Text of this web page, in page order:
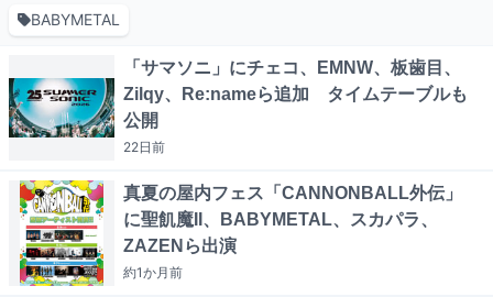
BABYMETAL
「サマソニ」にチェコ、EMNW、板歯目、
Zilqy、Re:nameら追加 タイムテーブルも
公開
22日前
真夏の屋内フェス「CANNONBALL外伝」
に聖飢魔II、BABYMETAL、スカパラ、
ZAZENら出演
約1か月前